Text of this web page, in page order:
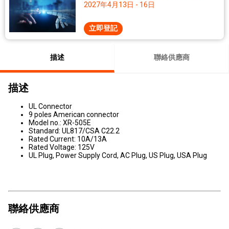
2027年4月13日 - 16日
立即登記
描述 聯絡供應商
描述
UL Connector
9 poles American connector
Model no.: XR-505E
Standard: UL817/CSA C22.2
Rated Current: 10A/13A
Rated Voltage: 125V
UL Plug, Power Supply Cord, AC Plug, US Plug, USA Plug
聯絡供應商